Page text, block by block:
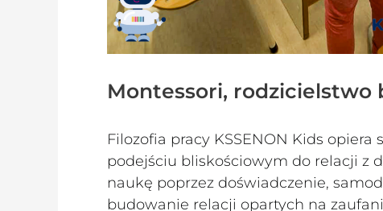
Montessori, rodzicielstwo
Filozofia pracy KSSENON Kids
podejściu bliskościowym do relacji z
naukę poprzez doświadczenie,
budowanie relacji opartych na